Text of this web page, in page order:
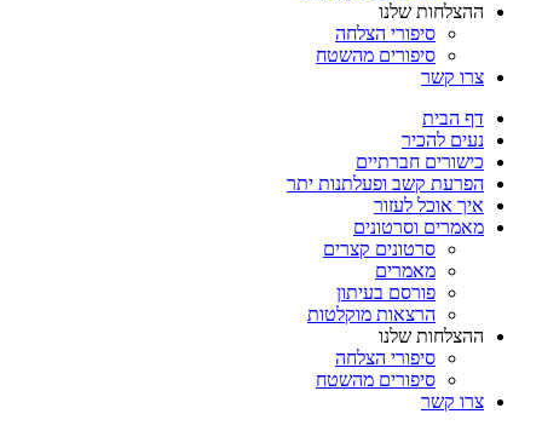
ההצלחות שלנו
סיפורי הצלחה
סיפורים מהשטח
צרו קשר
דף הבית
נעים להכיר
כישורים חברתיים
הפרעת קשב ופעלתנות יתר
איך אוכל לעזור
מאמרים וסרטונים
סרטונים קצרים
מאמרים
פורסם בעיתון
הרצאות מוקלטות
ההצלחות שלנו
סיפורי הצלחה
סיפורים מהשטח
צרו קשר